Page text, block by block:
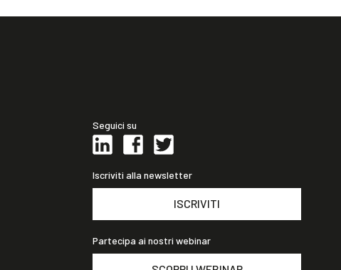
Seguici su
Iscriviti alla newsletter
ISCRIVITI
Partecipa ai nostri webinar